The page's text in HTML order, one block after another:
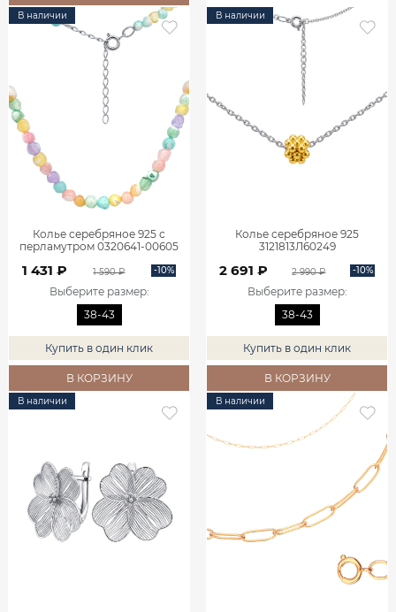
В наличии
Колье серебряное 925 с
перламутром 0320641-00605
1 431 ₽ 1 590 ₽ -10%
Выберите размер:
38-43
Купить в один клик
В КОРЗИНУ
В наличии
Колье серебряное 925
3121813Л60249
2 691 ₽ 2 990 ₽ -10%
Выберите размер:
38-43
Купить в один клик
В КОРЗИНУ
В наличии В наличии